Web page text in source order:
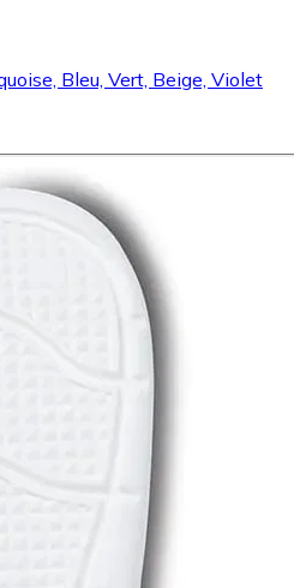
Bleu, Vert, Beige, Violet